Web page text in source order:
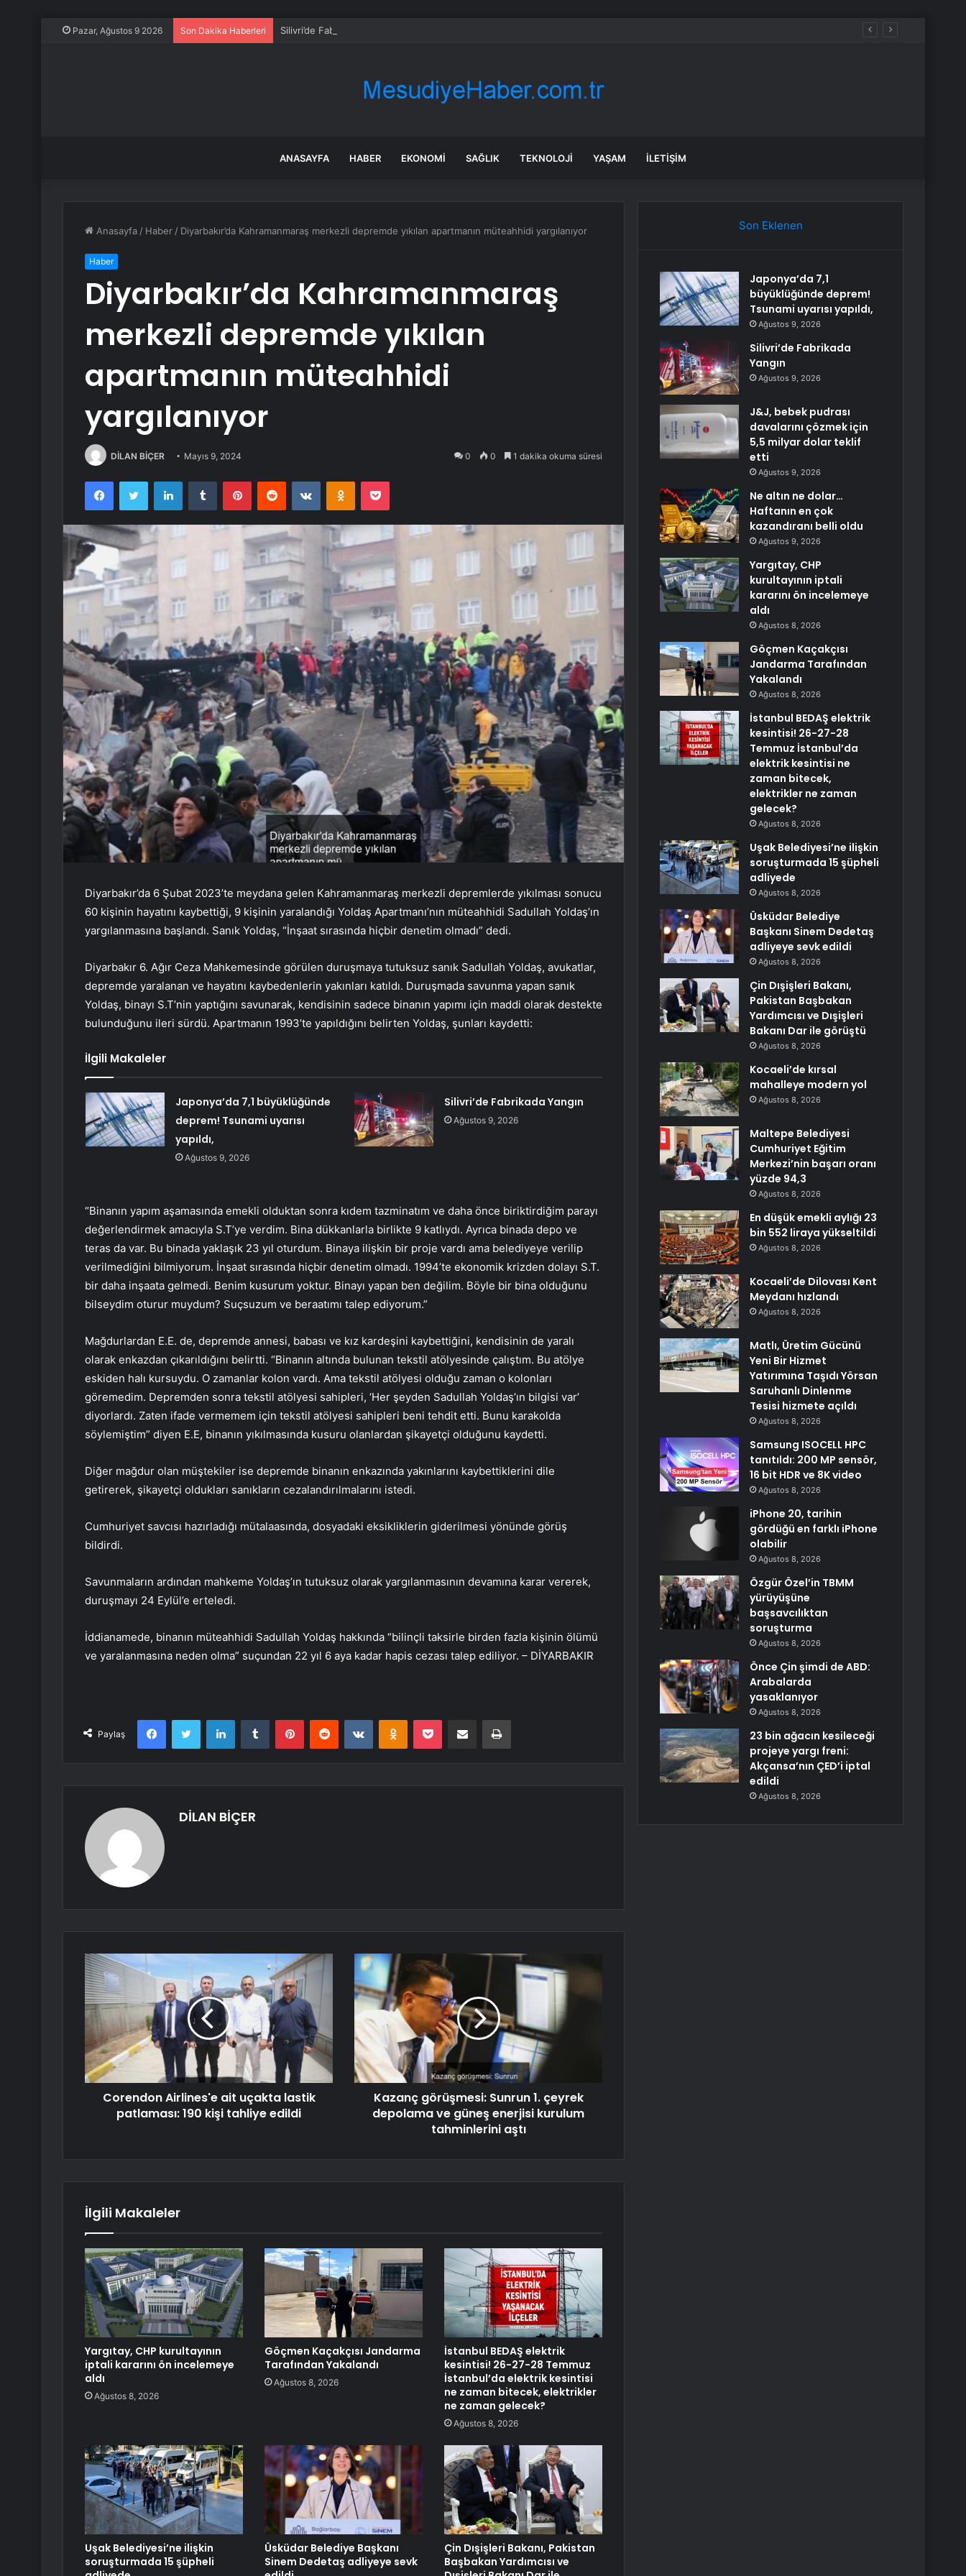
Pazar, Ağustos 9 2026 Son Dakika Haberleri Silivri’de Fabrikada Yangın
ANASAYFA HABER EKONOMI SAĞLIK TEKNOLOJI YAŞAM İLETIŞIM
Anasayfa / Haber / Diyarbakır’da Kahramanmaraş merkezli depremde yıkılan apartmanın müteahhidi yargılanıyor
Haber
Diyarbakır’da Kahramanmaraş
merkezli depremde yıkılan
apartmanın müteahhidi
yargılanıyor
DİLAN BİÇER Mayıs 9, 2024 0 0 1 dakika okuma süresi
FacebookTwitter LinkedInTumblr PinterestReddit VKontakteOdnoklassniki
Pocket
Diyarbakır’da 6 Şubat 2023’te meydana gelen Kahramanmaraş merkezli depremlerde yıkılması sonucu
60 kişinin hayatını kaybettiği, 9 kişinin yaralandığı Yoldaş Apartmanı’nın müteahhidi Sadullah Yoldaş’ın
yargılanmasına başlandı. Sanık Yoldaş, “İnşaat sırasında hiçbir denetim olmadı” dedi.
Diyarbakır 6. Ağır Ceza Mahkemesinde görülen duruşmaya tutuksuz sanık Sadullah Yoldaş, avukatlar,
depremde yaralanan ve hayatını kaybedenlerin yakınları katıldı. Duruşmada savunma yapan sanık
Yoldaş, binayı S.T’nin yaptığını savunarak, kendisinin sadece binanın yapımı için maddi olarak destekte
bulunduğunu ileri sürdü. Apartmanın 1993’te yapıldığını belirten Yoldaş, şunları kaydetti:
İlgili Makaleler
Japonya’da 7,1 büyüklüğünde
deprem! Tsunami uyarısı
yapıldı,
Ağustos 9, 2026
Silivri’de Fabrikada Yangın
Ağustos 9, 2026
“Binanın yapım aşamasında emekli olduktan sonra kıdem tazminatım ve daha önce biriktirdiğim parayı
değerlendirmek amacıyla S.T’ye verdim. Bina dükkanlarla birlikte 9 katlıydı. Ayrıca binada depo ve
teras da var. Bu binada yaklaşık 23 yıl oturdum. Binaya ilişkin bir proje vardı ama belediyeye verilip
verilmediğini bilmiyorum. İnşaat sırasında hiçbir denetim olmadı. 1994’te ekonomik krizden dolayı S.T.
bir daha inşaata gelmedi. Benim kusurum yoktur. Binayı yapan ben değilim. Böyle bir bina olduğunu
bilseydim oturur muydum? Suçsuzum ve beraatımı talep ediyorum.”
Mağdurlardan E.E. de, depremde annesi, babası ve kız kardeşini kaybettiğini, kendisinin de yaralı
olarak enkazdan çıkarıldığını belirtti. “Binanın altında bulunan tekstil atölyesinde çalıştım. Bu atölye
eskiden halı kursuydu. O zamanlar kolon vardı. Ama tekstil atölyesi olduğu zaman o kolonları
göremedim. Depremden sonra tekstil atölyesi sahipleri, ‘Her şeyden Sadullah Yoldaş’ın bilgisi var’
diyorlardı. Zaten ifade vermemem için tekstil atölyesi sahipleri beni tehdit etti. Bunu karakolda
söylemiştim” diyen E.E, binanın yıkılmasında kusuru olanlardan şikayetçi olduğunu kaydetti.
Diğer mağdur olan müştekiler ise depremde binanın enkazında yakınlarını kaybettiklerini dile
getirerek, şikayetçi oldukları sanıkların cezalandırılmalarını istedi.
Cumhuriyet savcısı hazırladığı mütalaasında, dosyadaki eksikliklerin giderilmesi yönünde görüş
bildirdi.
Savunmaların ardından mahkeme Yoldaş’ın tutuksuz olarak yargılanmasının devamına karar vererek,
duruşmayı 24 Eylül’e erteledi.
İddianamede, binanın müteahhidi Sadullah Yoldaş hakkında “bilinçli taksirle birden fazla kişinin ölümü
ve yaralanmasına neden olma” suçundan 22 yıl 6 aya kadar hapis cezası talep ediliyor. – DİYARBAKIR
Paylaş
FacebookTwitter LinkedInTumblr PinterestReddit VKontakteOdnoklassniki
Pocket E-Posta ile paylaş Yazdır
DİLAN BİÇER
Corendon Airlines'e ait uçakta lastik
patlaması: 190 kişi tahliye edildi
Kazanç görüşmesi: Sunrun 1. çeyrek
depolama ve güneş enerjisi kurulum
tahminlerini aştı
İlgili Makaleler
Yargıtay, CHP kurultayının
iptali kararını ön incelemeye
aldı
Ağustos 8, 2026
Göçmen Kaçakçısı Jandarma
Tarafından Yakalandı
Ağustos 8, 2026
İstanbul BEDAŞ elektrik
kesintisi! 26-27-28 Temmuz
İstanbul’da elektrik kesintisi
ne zaman bitecek, elektrikler
ne zaman gelecek?
Ağustos 8, 2026
Uşak Belediyesi’ne ilişkin
soruşturmada 15 şüpheli
Üsküdar Belediye Başkanı
Sinem Dedetaş adliyeye sevk
Çin Dışişleri Bakanı, Pakistan
Başbakan Yardımcısı ve
Son Eklenen
Japonya’da 7,1
büyüklüğünde deprem!
Tsunami uyarısı yapıldı,
Ağustos 9, 2026
Silivri’de Fabrikada
Yangın
Ağustos 9, 2026
J&J, bebek pudrası
davalarını çözmek için
5,5 milyar dolar teklif
etti
Ağustos 9, 2026
Ne altın ne dolar…
Haftanın en çok
kazandıranı belli oldu
Ağustos 9, 2026
Yargıtay, CHP
kurultayının iptali
kararını ön incelemeye
aldı
Ağustos 8, 2026
Göçmen Kaçakçısı
Jandarma Tarafından
Yakalandı
Ağustos 8, 2026
İstanbul BEDAŞ elektrik
kesintisi! 26-27-28
Temmuz İstanbul’da
elektrik kesintisi ne
zaman bitecek,
elektrikler ne zaman
gelecek?
Ağustos 8, 2026
Uşak Belediyesi’ne ilişkin
soruşturmada 15 şüpheli
adliyede
Ağustos 8, 2026
Üsküdar Belediye
Başkanı Sinem Dedetaş
adliyeye sevk edildi
Ağustos 8, 2026
Çin Dışişleri Bakanı,
Pakistan Başbakan
Yardımcısı ve Dışişleri
Bakanı Dar ile görüştü
Ağustos 8, 2026
Kocaeli’de kırsal
mahalleye modern yol
Ağustos 8, 2026
Maltepe Belediyesi
Cumhuriyet Eğitim
Merkezi’nin başarı oranı
yüzde 94,3
Ağustos 8, 2026
En düşük emekli aylığı 23
bin 552 liraya yükseltildi
Ağustos 8, 2026
Kocaeli’de Dilovası Kent
Meydanı hızlandı
Ağustos 8, 2026
Matlı, Üretim Gücünü
Yeni Bir Hizmet
Yatırımına Taşıdı Yörsan
Saruhanlı Dinlenme
Tesisi hizmete açıldı
Ağustos 8, 2026
Samsung ISOCELL HPC
tanıtıldı: 200 MP sensör,
16 bit HDR ve 8K video
Ağustos 8, 2026
iPhone 20, tarihin
gördüğü en farklı iPhone
olabilir
Ağustos 8, 2026
Özgür Özel’in TBMM
yürüyüşüne
başsavcılıktan
soruşturma
Ağustos 8, 2026
Önce Çin şimdi de ABD:
Arabalarda
yasaklanıyor
Ağustos 8, 2026
23 bin ağacın kesileceği
projeye yargı freni:
Akçansa’nın ÇED’i iptal
edildi
Ağustos 8, 2026